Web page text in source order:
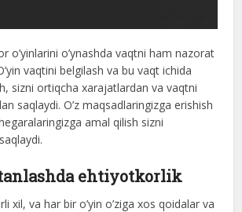
o’yinlarini o’ynashda vaqtni ham nazorat
vaqtini belgilash va bu vaqt ichida
sizni ortiqcha xarajatlardan va vaqtni
saqlaydi. O’z maqsadlaringizga erishish
amal qilish sizni
ehtiyotkorlik
xil, va har bir o’yin o’ziga xos qoidalar va